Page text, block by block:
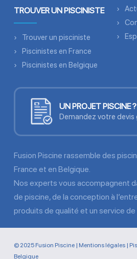
TROUVER UN PISCINISTE
Trouver un pisciniste
Piscinistes en France
Piscinistes en Belgique
UN PROJET PISCINE ?
Demandez votre
Fusion Piscine rassemble des
France et en Belgique.
Nos experts vous accompagnent
de piscine, de la conception à
produits de qualité et un service
© 2025 Fusion Piscine | Mentions légales|
Belgique